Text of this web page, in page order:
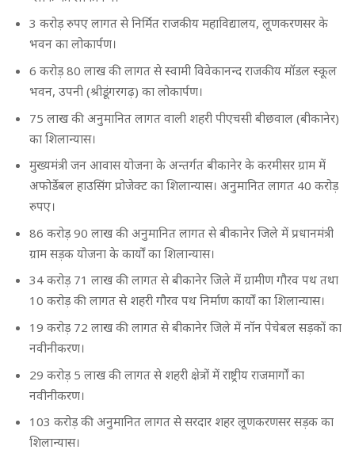
3 करोड़ रुपए लागत से निर्मित राजकीय महाविद्यालय, लूणकरणसर के
भवन का लोकार्पण।
6 करोड़ 80 लाख की लागत से स्वामी विवेकानन्द राजकीय मॉडल स्कूल
भवन, उपनी (श्रीडूंगरगढ़) का लोकार्पण।
75 लाख की अनुमानित लागत वाली शहरी पीएचसी बीछवाल (बीकानेर)
का शिलान्यास।
मुख्यमंत्री जन आवास योजना के अन्तर्गत बीकानेर के करमीसर ग्राम में
अफोर्डेबल हाउसिंग प्रोजेक्ट का शिलान्यास। अनुमानित लागत 40 करोड़
रुपए।
86 करोड़ 90 लाख की अनुमानित लागत से बीकानेर जिले में प्रधानमंत्री
ग्राम सड़क योजना के कार्यों का शिलान्यास।
34 करोड़ 71 लाख की लागत से बीकानेर जिले में ग्रामीण गौरव पथ तथा
10 करोड़ की लागत से शहरी गौरव पथ निर्माण कार्यों का शिलान्यास।
19 करोड़ 72 लाख की लागत से बीकानेर जिले में नॉन पेचेबल सड़कों का
नवीनीकरण।
29 करोड़ 5 लाख की लागत से शहरी क्षेत्रों में राष्ट्रीय राजमार्गों का
नवीनीकरण।
103 करोड़ की अनुमानित लागत से सरदार शहर लूणकरणसर सड़क का
शिलान्यास।